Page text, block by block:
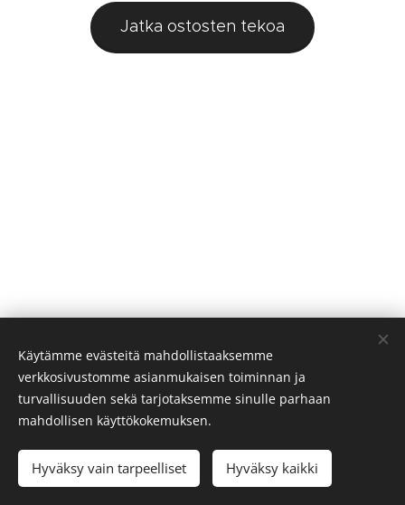
Jatka ostosten tekoa
© 2022 Irina Lehtonen. irinleht@gmail.com
LuotuWebnodella
Kielet
Suomi
English
Käytämme evästeitä mahdollistaaksemme
verkkosivustomme asianmukaisen toiminnan ja
turvallisuuden sekä tarjotaksemme sinulle parhaan
mahdollisen käyttökokemuksen.
Hyväksy vain tarpeelliset Hyväksy kaikki